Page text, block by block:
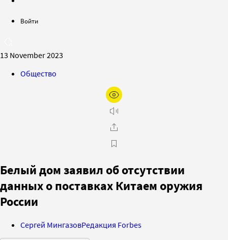
Войти
13 November 2023
Общество
Белый дом заявил об отсутствии
данных о поставках Китаем оружия
России
Сергей МингазовРедакция Forbes